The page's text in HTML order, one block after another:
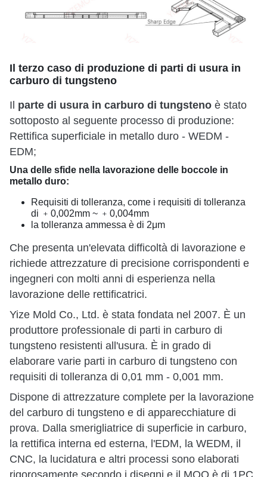
Il terzo caso di produzione di parti di usura in
carburo di tungsteno
Il parte di usura in carburo di tungsteno è stato
sottoposto al seguente processo di produzione:
Rettifica superficiale in metallo duro - WEDM -
EDM;
Una delle sfide nella lavorazione delle boccole in
metallo duro:
Requisiti di tolleranza, come i requisiti di tolleranza
di ﹢0,002mm ~ ﹢0,004mm
la tolleranza ammessa è di 2μm
Che presenta un'elevata difficoltà di lavorazione e
richiede attrezzature di precisione corrispondenti e
ingegneri con molti anni di esperienza nella
lavorazione delle rettificatrici.
Yize Mold Co., Ltd. è stata fondata nel 2007. È un
produttore professionale di parti in carburo di
tungsteno resistenti all'usura. È in grado di
elaborare varie parti in carburo di tungsteno con
requisiti di tolleranza di 0,01 mm - 0,001 mm.
Dispone di attrezzature complete per la lavorazione
del carburo di tungsteno e di apparecchiature di
prova. Dalla smerigliatrice di superficie in carburo,
la rettifica interna ed esterna, l'EDM, la WEDM, il
CNC, la lucidatura e altri processi sono elaborati